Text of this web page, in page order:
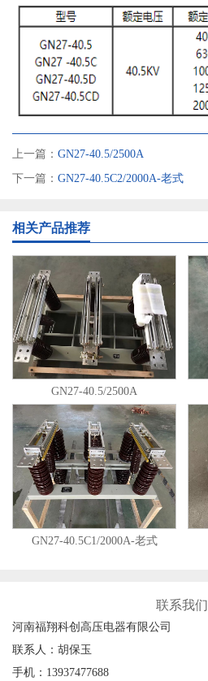
上一篇： GN27-40.5/2500A
下一篇： GN27-40.5C2/2000A-老式
相关产品推荐
GN27-40.5/2500A
GN27-40.5C1/2000A-老式
联系我们
河南福翔科创高压电器有限公司
联系人：胡保玉
手机：13937477688